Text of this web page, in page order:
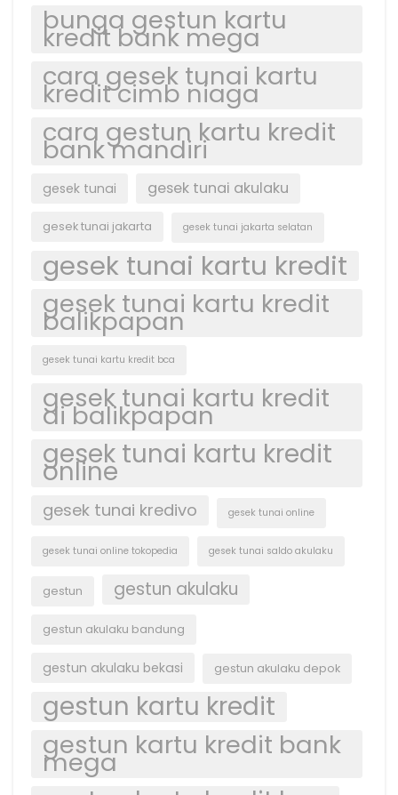
bunga gestun kartu
kredit bank mega
cara gesek tunai kartu
kredit cimb niaga
cara gestun kartu kredit
bank mandiri
gesek tunai gesek tunai akulaku
gesek tunai jakarta gesek tunai jakarta selatan
gesek tunai kartu kredit
gesek tunai kartu kredit
balikpapan
gesek tunai kartu kredit bca
gesek tunai kartu kredit
di balikpapan
gesek tunai kartu kredit
online
gesek tunai kredivo gesek tunai online
gesek tunai online tokopedia gesek tunai saldo akulaku
gestun gestun akulaku
gestun akulaku bandung
gestun akulaku bekasi gestun akulaku depok
gestun kartu kredit
gestun kartu kredit bank
mega